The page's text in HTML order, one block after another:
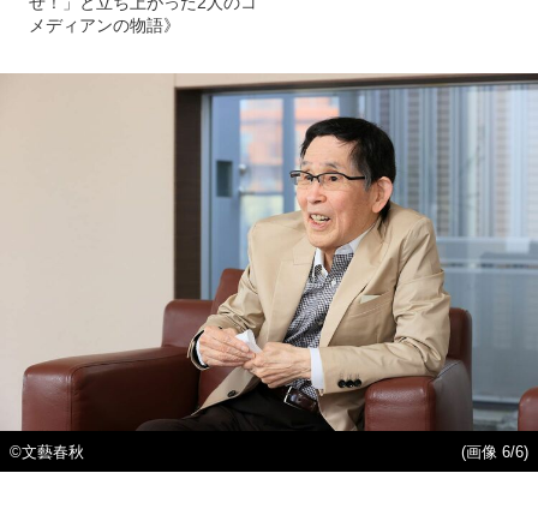
メディアンの物語》
©文藝春秋 (画像 6/6)